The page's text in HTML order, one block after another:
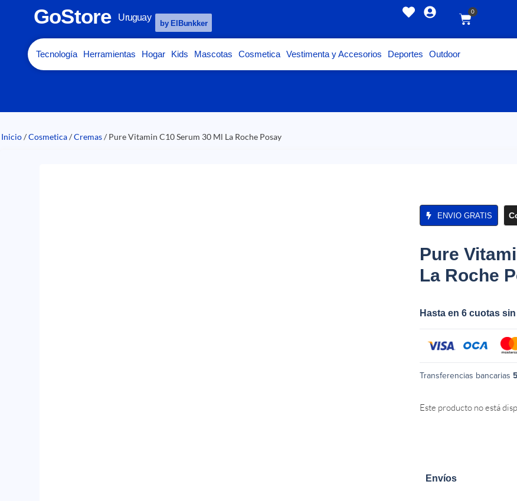
GoStore Uruguay
by ElBunkker
0
Tecnología Herramientas Hogar Kids Mascotas Cosmetica Vestimenta y Accesorios Deportes Outdoor
Inicio/Cosmetica/Cremas/ Pure Vitamin C10 Serum 30 Ml La Roche Posay
ENVIO GRATIS
Pure
La Roche
Hasta en 6 cuotas
Transferencias bancarias
Este producto no está
Envíos